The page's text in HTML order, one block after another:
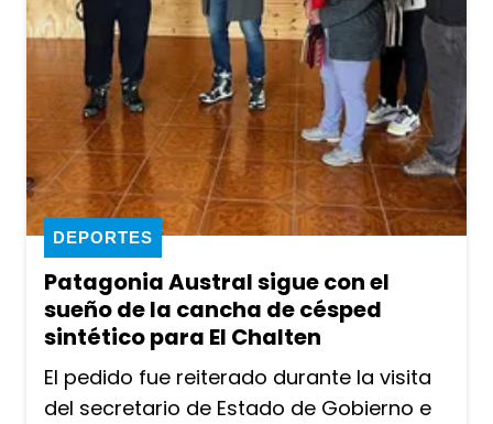
Patagonia Austral sigue con el
sueño de la cancha de césped
sintético para El Chalten
DEPORTES
El pedido fue reiterado durante la visita
del secretario de Estado de Gobierno e